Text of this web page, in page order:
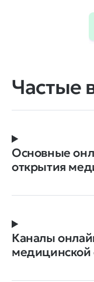
Частые
Основные
открытия
Каналы
медицинской